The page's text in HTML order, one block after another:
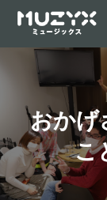
おかげ
こ